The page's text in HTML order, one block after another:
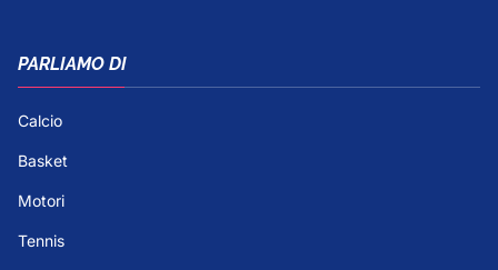
PARLIAMO DI
Calcio
Basket
Motori
Tennis